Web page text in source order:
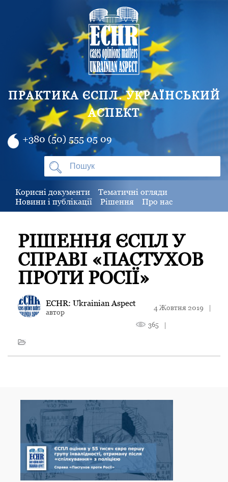
ПРАКТИКА ЄСПЛ. УКРАЇНСЬКИЙ
АСПЕКТ
+380 (50) 555 05 09
Корисні документи
Тематичні огляди
Новини і публікації
Рішення Про нас
РІШЕННЯ ЄСПЛ У
СПРАВІ «ПАСТУХОВ
ПРОТИ РОСІЇ»
ECHR: Ukrainian Aspect
автор
4 Жовтня 2019 |
365 |